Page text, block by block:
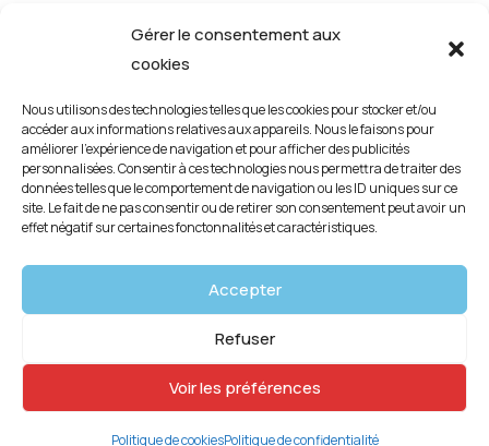
Gérer le consentement aux
cookies
Nous utilisons des technologies telles que les cookies pour stocker et/ou
accéder aux informations relatives aux appareils. Nous le faisons pour
améliorer l’expérience de navigation et pour afficher des publicités
personnalisées. Consentir à ces technologies nous permettra de traiter des
données telles que le comportement de navigation ou les ID uniques sur ce
site. Le fait de ne pas consentir ou de retirer son consentement peut avoir un
effet négatif sur certaines fonctonnalités et caractéristiques.
Accepter
Refuser
Voir les préférences
Politique de cookiesPolitique de confidentialité
Politique de confidentialité
Politique de cookies (UE)
Copyright © 2026 | créé paridentite-web.com